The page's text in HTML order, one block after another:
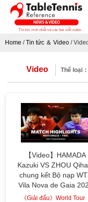
Tin tức mới nhất và các bài viết video
Home /Tin tức ＆ Video /
Video Thể loại
【Video】HAMADA
Kazuki VS ZHOU
chung kết Bộ nạp
Vila Nova de Gaia
《Giải đấu》World Tour